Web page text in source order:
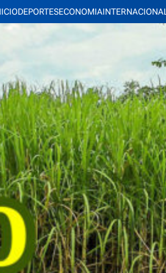
DEPORTESECONOMIAINTERNACIONAL